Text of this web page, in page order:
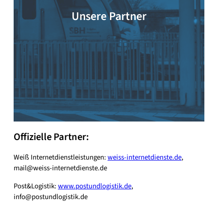
Unsere Partner
Offizielle Partner:
Weiß Internetdienstleistungen:weiss-internetdienste.de,
mail@weiss-internetdienste.de
Post&Logistik:www.postundlogistik.de,
info@postundlogistik.de